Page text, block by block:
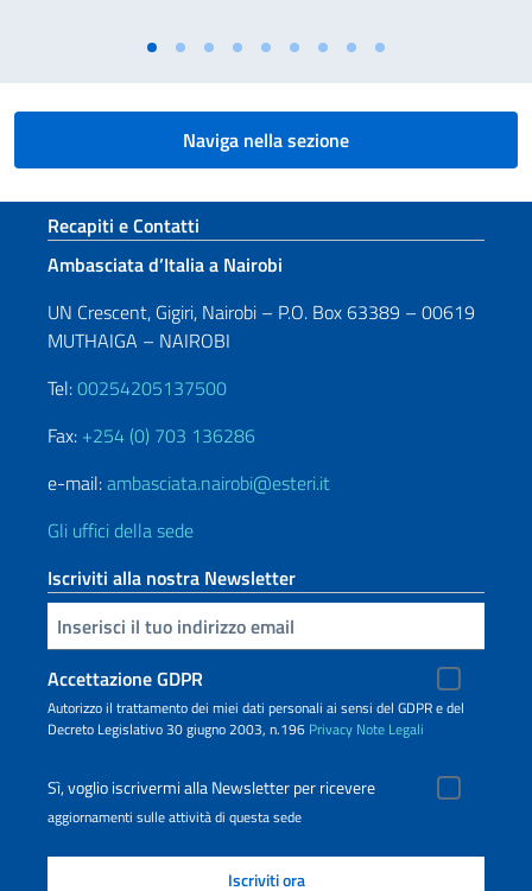
Naviga nella sezione
Sezione footer
Recapiti e Contatti
Ambasciata d’Italia a Nairobi
UN Crescent, Gigiri, Nairobi – P.O. Box 63389 – 00619
MUTHAIGA – NAIROBI
Tel:00254205137500
Fax: +254 (0) 703 136286
e-mail:ambasciata.nairobi@esteri.it
Gli uffici della sede
Iscriviti alla nostra Newsletter
Inserisci la tua email
Accettazione GDPR
Autorizzo il trattamento dei miei dati personali ai sensi del GDPR e del
Decreto Legislativo 30 giugno 2003, n.196 Privacy Note Legali
Sì, voglio iscrivermi alla Newsletter per ricevere
aggiornamenti sulle attività di questa sede